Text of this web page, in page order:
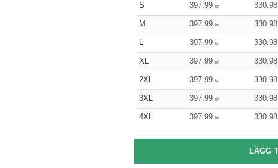
S 397.99 kr 330.98
M 397.99 kr 330.98
L 397.99 kr 330.98
XL 397.99 kr 330.98
2XL 397.99 kr 330.98
3XL 397.99 kr 330.98
4XL 397.99 kr 330.98